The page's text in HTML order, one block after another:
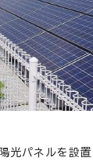
光パネルを設置